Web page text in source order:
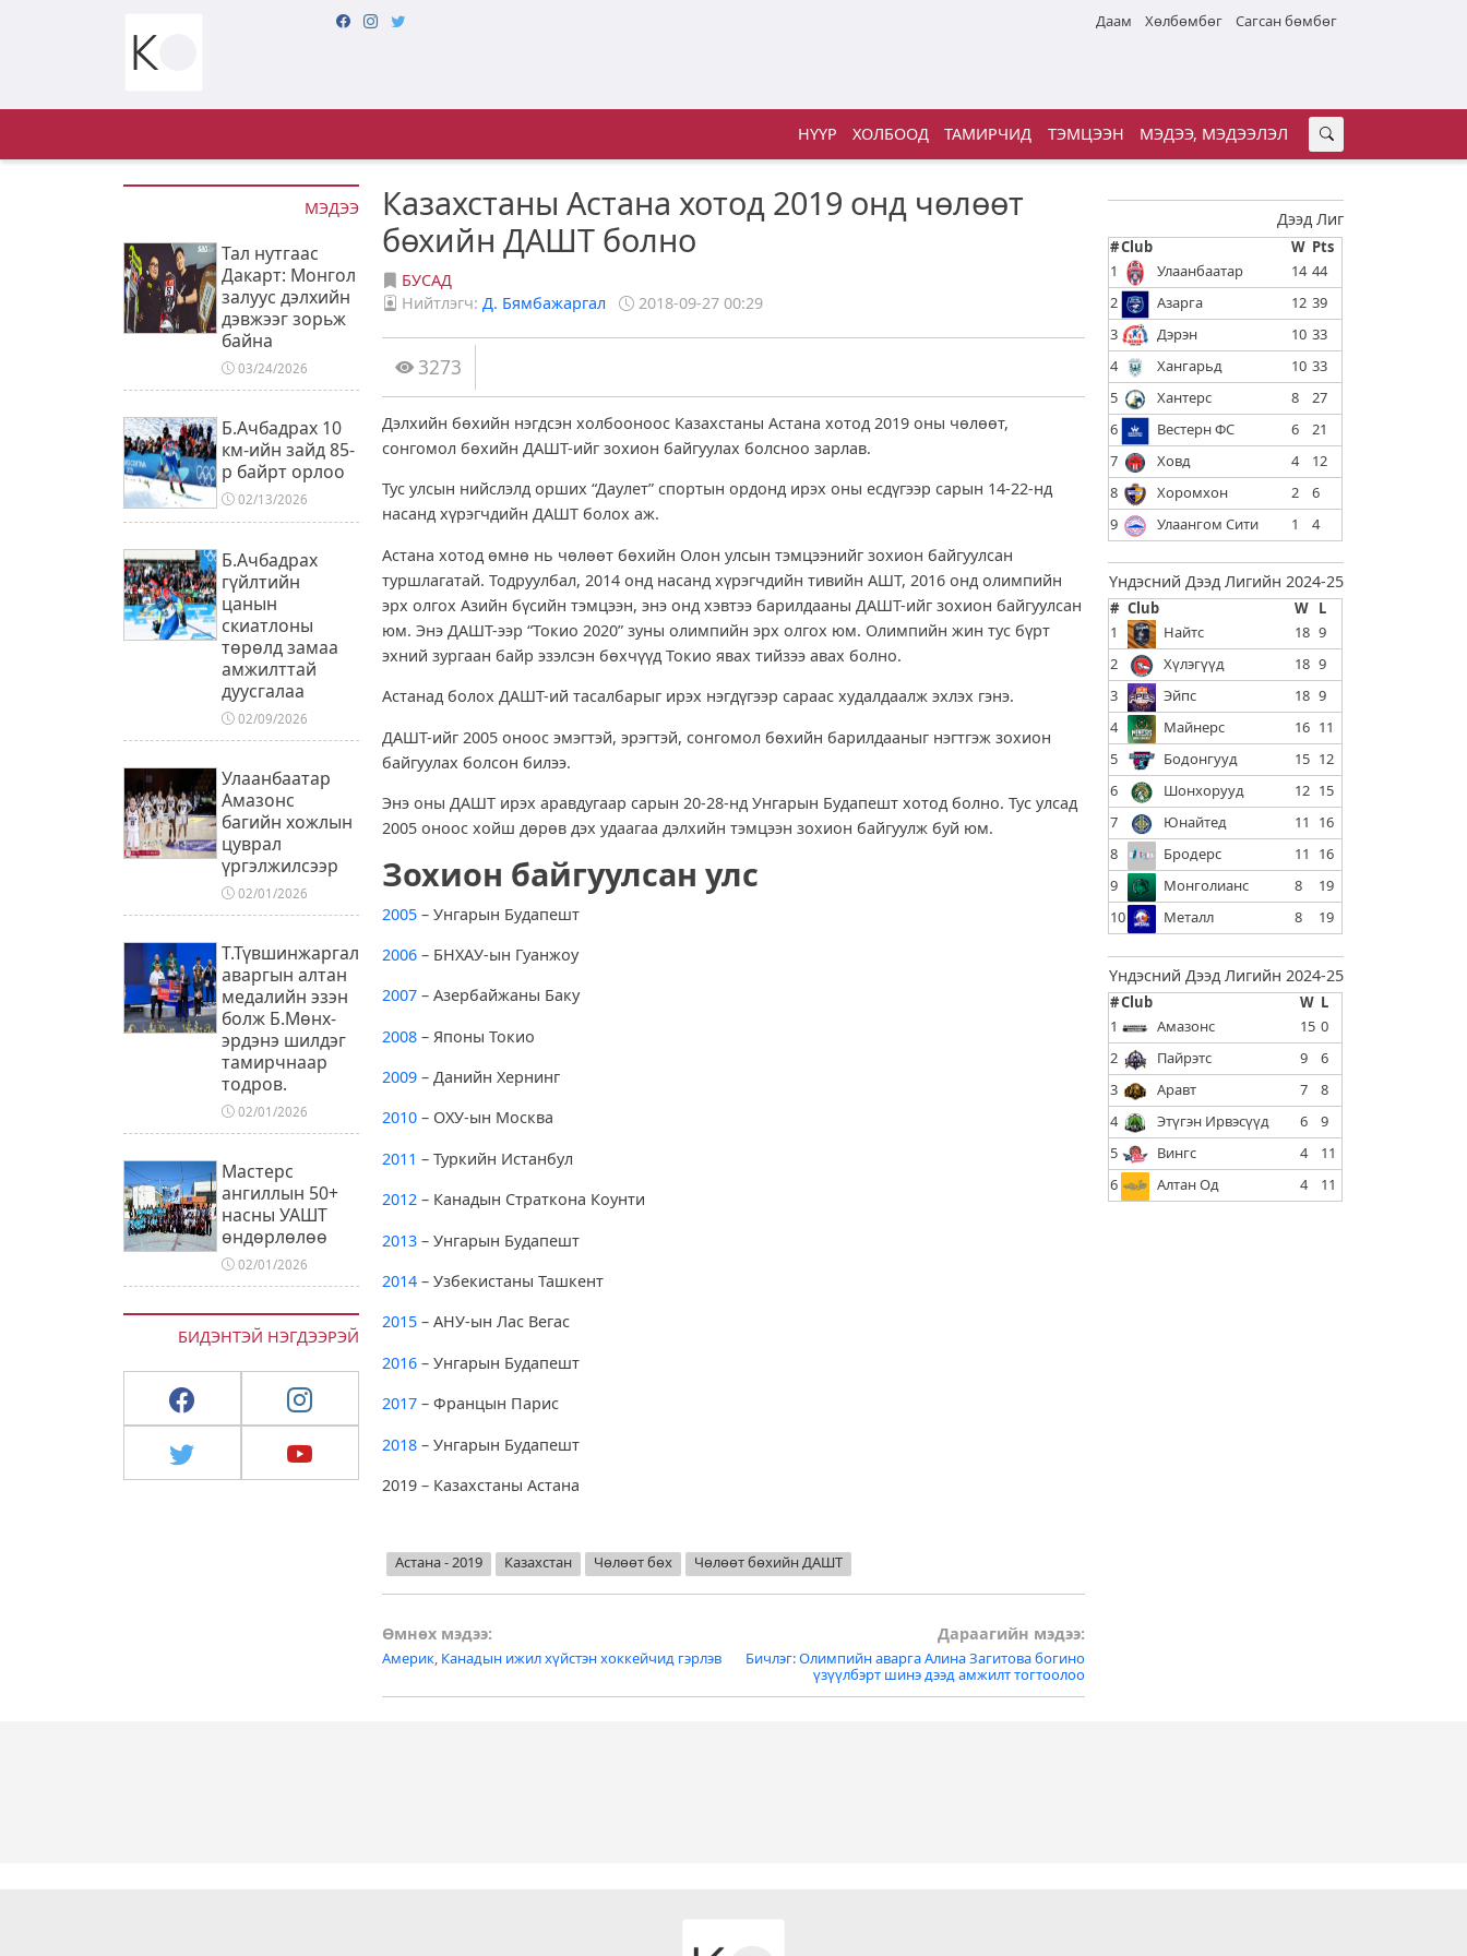
Даам Хөлбөмбөг Сагсан бөмбөг
НҮҮР ХОЛБООД ТАМИРЧИД ТЭМЦЭЭН МЭДЭЭ, МЭДЭЭЛЭЛ
МЭДЭЭ
Тал нутгаас
Дакарт: Монгол
залуус дэлхийн
дэвжээг зорьж
байна
03/24/2026
Б.Ачбадрах 10
км-ийн зайд 85-
р байрт орлоо
02/13/2026
Б.Ачбадрах
гүйлтийн
цанын
скиатлоны
төрөлд замаа
амжилттай
дуусгалаа
02/09/2026
Улаанбаатар
Амазонс
багийн хожлын
цуврал
үргэлжилсээр
02/01/2026
Т.Түвшинжаргал
аваргын алтан
медалийн эзэн
болж Б.Мөнх-
эрдэнэ шилдэг
тамирчнаар
тодров.
02/01/2026
Мастерс
ангиллын 50+
насны УАШТ
өндөрлөлөө
02/01/2026
БИДЭНТЭЙ НЭГДЭЭРЭЙ
Казахстаны Астана хотод 2019 онд чөлөөт
бөхийн ДАШТ болно
БУСАД
Нийтлэгч:Д. Бямбажаргал 2018-09-27 00:29
3273
Дэлхийн бөхийн нэгдсэн холбооноос Казахстаны Астана хотод 2019 оны чөлөөт,
сонгомол бөхийн ДАШТ-ийг зохион байгуулах болсноо зарлав.
Тус улсын нийслэлд орших “Даулет” спортын ордонд ирэх оны есдүгээр сарын 14-22-нд
насанд хүрэгчдийн ДАШТ болох аж.
Астана хотод өмнө нь чөлөөт бөхийн Олон улсын тэмцээнийг зохион байгуулсан
туршлагатай. Тодруулбал, 2014 онд насанд хүрэгчдийн тивийн АШТ, 2016 онд олимпийн
эрх олгох Азийн бүсийн тэмцээн, энэ онд хэвтээ барилдааны ДАШТ-ийг зохион байгуулсан
юм. Энэ ДАШТ-ээр “Токио 2020” зуны олимпийн эрх олгох юм. Олимпийн жин тус бүрт
эхний зургаан байр эзэлсэн бөхчүүд Токио явах тийзээ авах болно.
Астанад болох ДАШТ-ий тасалбарыг ирэх нэгдүгээр сараас худалдаалж эхлэх гэнэ.
ДАШТ-ийг 2005 оноос эмэгтэй, эрэгтэй, сонгомол бөхийн барилдааныг нэгтгэж зохион
байгуулах болсон билээ.
Энэ оны ДАШТ ирэх аравдугаар сарын 20-28-нд Унгарын Будапешт хотод болно. Тус улсад
2005 оноос хойш дөрөв дэх удаагаа дэлхийн тэмцээн зохион байгуулж буй юм.
Зохион байгуулсан улс
2005 – Унгарын Будапешт
2006 – БНХАУ-ын Гуанжоу
2007 – Азербайжаны Баку
2008 – Японы Токио
2009 – Данийн Хернинг
2010 – ОХУ-ын Москва
2011 – Туркийн Истанбул
2012 – Канадын Страткона Коунти
2013 – Унгарын Будапешт
2014 – Узбекистаны Ташкент
2015 – АНУ-ын Лас Вегас
2016 – Унгарын Будапешт
2017 – Францын Парис
2018 – Унгарын Будапешт
2019 – Казахстаны Астана
Астана - 2019 Казахстан Чөлөөт бөх Чөлөөт бөхийн ДАШТ
Post
navigation
Өмнөх мэдээ:
Америк, Канадын ижил хүйстэн хоккейчид гэрлэв
Дараагийн мэдээ:
Бичлэг: Олимпийн аварга Алина Загитова богино
үзүүлбэрт шинэ дээд амжилт тогтоолоо
Дээд Лиг
#Club W Pts
1
Улаанбаатар 14 44
2
Азарга 12 39
3
Дэрэн 10 33
4
Хангарьд 10 33
5
Хантерс 8
27
6
Вестерн ФС 6
21
7
Ховд 4
12
8
Хоромхон 2
6
9
Улаангом Сити 1 4
Үндэсний Дээд Лигийн 2024-25
# Club W L
1
Найтс 18 9
2
Хүлэгүүд 18 9
3
Эйпс 18 9
4
Майнерс 16 11
5
Бодонгууд 15 12
6
Шонхорууд 12 15
7
Юнайтед 11
16
8
Бродерс 11
16
9
Монголианс 8
19
10
Металл 8 19
Үндэсний Дээд Лигийн 2024-25
#Club W L
1
Амазонс 15 0
2
Пайрэтс 9
6
3
Аравт 7
8
4
Этүгэн Ирвэсүүд 6
9
5
Вингс 4
11
6
Алтан Од 4 11